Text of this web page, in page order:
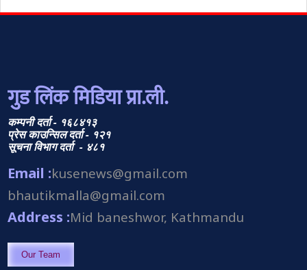
गुड लिंक मिडिया प्रा.ली.
कम्पनी दर्ता - १६८४१३
प्रेस काउन्सिल दर्ता - १२१
सूचना विभाग दर्ता - ४८१
Email :kusenews@gmail.com
bhautikmalla@gmail.com
Address :Mid baneshwor, Kathmandu
Our Team